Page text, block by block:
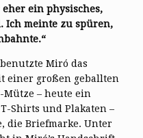
ein physisches,
Ich meinte zu spüren,
Miró das
einer großen geballten
– heute ein
Shirts und Plakaten –
die Briefmarke. Unter